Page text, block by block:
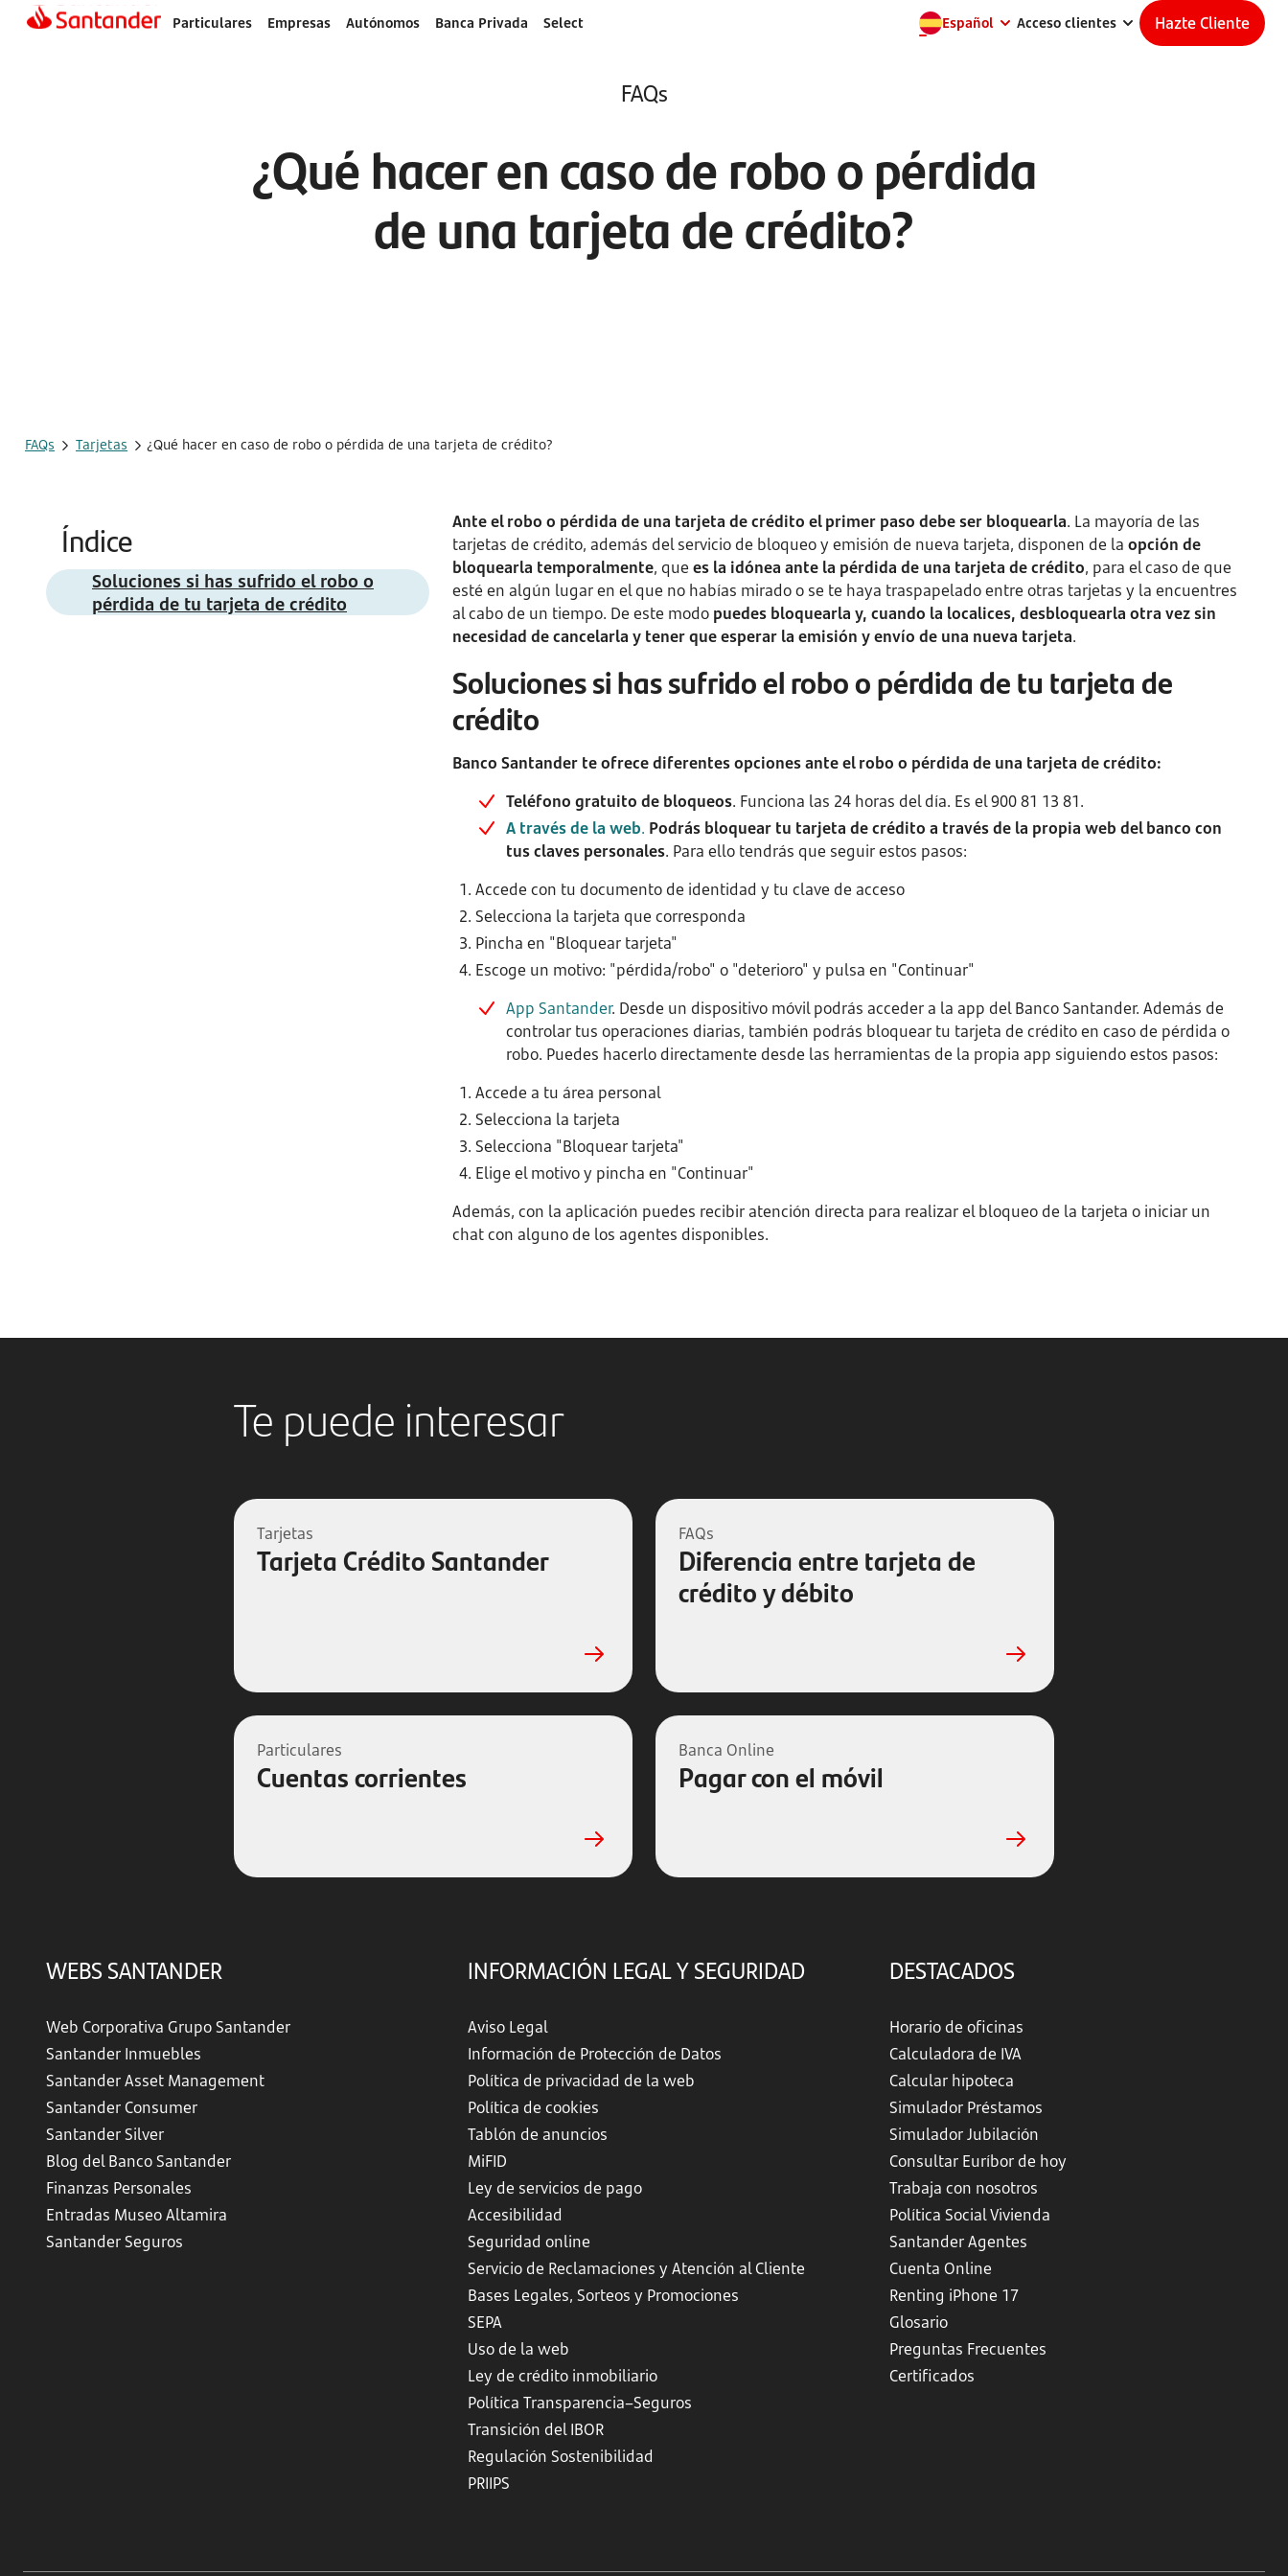
Particulares Empresas Autónomos Banca Privada Select Español Acceso clientes Hazte Cliente
FAQs
¿Qué hacer en caso de robo o pérdida
de una tarjeta de crédito?
FAQs Tarjetas ¿Qué hacer en caso de robo o pérdida de una tarjeta de crédito?
Índice
Soluciones si has sufrido el robo o
pérdida de tu tarjeta de crédito
Ante el robo o pérdida de una tarjeta de crédito el primer paso debe ser bloquearla. La mayoría de las
tarjetas de crédito, además del servicio de bloqueo y emisión de nueva tarjeta, disponen de la opción de
bloquearla temporalmente, que es la idónea ante la pérdida de una tarjeta de crédito, para el caso de que
esté en algún lugar en el que no habías mirado o se te haya traspapelado entre otras tarjetas y la encuentres
al cabo de un tiempo. De este modo puedes bloquearla y, cuando la localices, desbloquearla otra vez sin
necesidad de cancelarla y tener que esperar la emisión y envío de una nueva tarjeta.
Soluciones si has sufrido el robo o pérdida de tu tarjeta de
crédito
Banco Santander te ofrece diferentes opciones ante el robo o pérdida de una tarjeta de crédito:
Teléfono gratuito de bloqueos. Funciona las 24 horas del día. Es el 900 81 13 81.
A través de la web. Podrás bloquear tu tarjeta de crédito a través de la propia web del banco con
tus claves personales. Para ello tendrás que seguir estos pasos:
Accede con tu documento de identidad y tu clave de acceso
Selecciona la tarjeta que corresponda
Pincha en "Bloquear tarjeta"
Escoge un motivo: "pérdida/robo" o "deterioro" y pulsa en "Continuar"
App Santander. Desde un dispositivo móvil podrás acceder a la app del Banco Santander. Además de
controlar tus operaciones diarias, también podrás bloquear tu tarjeta de crédito en caso de pérdida o
robo. Puedes hacerlo directamente desde las herramientas de la propia app siguiendo estos pasos:
Accede a tu área personal
Selecciona la tarjeta
Selecciona "Bloquear tarjeta"
Elige el motivo y pincha en "Continuar"
Además, con la aplicación puedes recibir atención directa para realizar el bloqueo de la tarjeta o iniciar un
chat con alguno de los agentes disponibles.
Te puede interesar
Tarjetas
Tarjeta Crédito Santander
FAQs
Diferencia entre tarjeta de
crédito y débito
Particulares
Cuentas corrientes
Banca Online
Pagar con el móvil
WEBS SANTANDER
Web Corporativa Grupo Santander
Santander Inmuebles
Santander Asset Management
Santander Consumer
Santander Silver
Blog del Banco Santander
Finanzas Personales
Entradas Museo Altamira
Santander Seguros
INFORMACIÓN LEGAL Y SEGURIDAD
Aviso Legal
Información de Protección de Datos
Política de privacidad de la web
Política de cookies
Tablón de anuncios
MiFID
Ley de servicios de pago
Accesibilidad
Seguridad online
Servicio de Reclamaciones y Atención al Cliente
Bases Legales, Sorteos y Promociones
SEPA
Uso de la web
Ley de crédito inmobiliario
Política Transparencia–Seguros
Transición del IBOR
Regulación Sostenibilidad
PRIIPS
DESTACADOS
Horario de oficinas
Calculadora de IVA
Calcular hipoteca
Simulador Préstamos
Simulador Jubilación
Consultar Euríbor de hoy
Trabaja con nosotros
Política Social Vivienda
Santander Agentes
Cuenta Online
Renting iPhone 17
Glosario
Preguntas Frecuentes
Certificados